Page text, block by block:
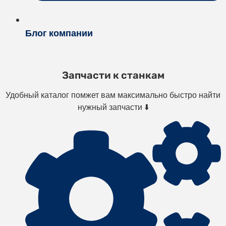
Блог компании
Запчасти к станкам
Удобный каталог помжет вам максимально быстро найти
нужный запчасти ⬇️